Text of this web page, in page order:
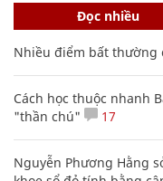
Đọc nhiều
Nhiều điểm bất thường
Cách học thuộc nhanh
"thần chú"
17
Nguyễn Phương Hằng